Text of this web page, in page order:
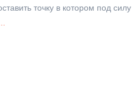
точку в котором под силу